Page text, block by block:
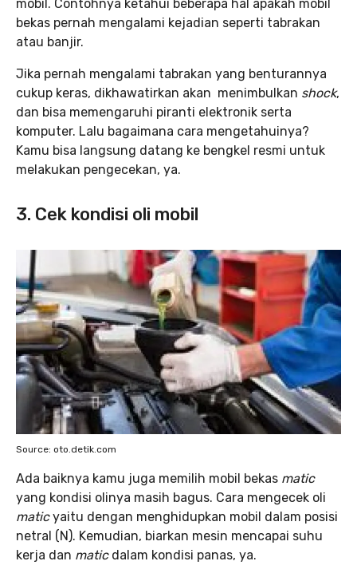
mobil. Contohnya ketahui beberapa hal apakah mobil
bekas pernah mengalami kejadian seperti tabrakan
atau banjir.
Jika pernah mengalami tabrakan yang benturannya
cukup keras, dikhawatirkan akan menimbulkan shock,
dan bisa memengaruhi piranti elektronik serta
komputer. Lalu bagaimana cara mengetahuinya?
Kamu bisa langsung datang ke bengkel resmi untuk
melakukan pengecekan, ya.
3. Cek kondisi oli mobil
Source: oto.detik.com
Ada baiknya kamu juga memilih mobil bekas matic
yang kondisi olinya masih bagus. Cara mengecek oli
maticyaitu dengan menghidupkan mobil dalam posisi
netral (N). Kemudian, biarkan mesin mencapai suhu
kerja dan maticdalam kondisi panas, ya.